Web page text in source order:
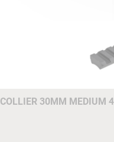
COLLIER 30MM MEDIUM